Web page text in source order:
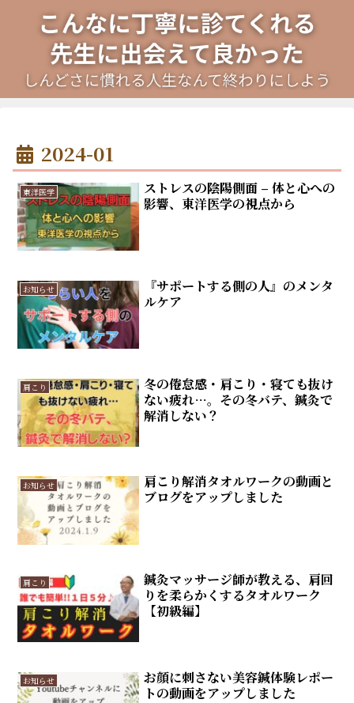
2024-01
東洋医学
ストレスの陰陽側面 – 体と心への
影響、東洋医学の視点から
お知らせ
『サポートする側の人』のメンタ
ルケア
肩こり
冬の倦怠感・肩こり・寝ても抜け
ない疲れ…。その冬バテ、鍼灸で
解消しない？
お知らせ
肩こり解消タオルワークの動画と
ブログをアップしました
肩こり
鍼灸マッサージ師が教える、肩回
りを柔らかくするタオルワーク
【初級編】
お知らせ
お顔に刺さない美容鍼体験レポー
トの動画をアップしました